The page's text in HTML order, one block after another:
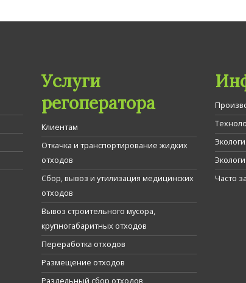
Услуги
регоператора
Клиентам
Откачка и транспортирование жидких
отходов
Сбор, вывоз и утилизация медицинских
отходов
Вывоз строительного мусора,
крупногабаритных отходов
Переработка отходов
Размещение отходов
Раздельный сбор отходов
Часто